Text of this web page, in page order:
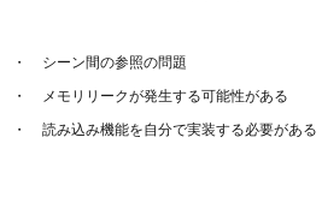
シーン間の参照の問題
メモリリークが発生する可能性がある
読み込み機能を自分で実装する必要がある